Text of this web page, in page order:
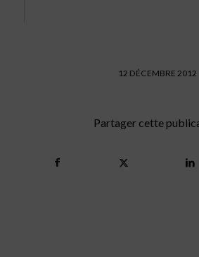
12 DÉCEMBRE 2012
Partager cette